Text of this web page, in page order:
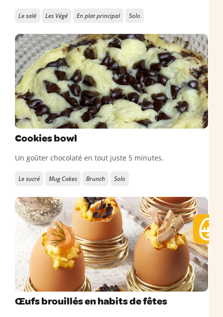
Le salé Les Végé En plat principal Solo
Cookies bowl
Un goûter chocolaté en tout juste 5 minutes.
Le sucré Mug Cakes Brunch Solo
Œufs brouillés en habits de fêtes